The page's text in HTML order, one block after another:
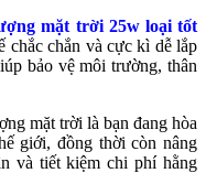
mặt trời 25w loại tốt
chắc chắn và cực kì dễ lắp
bảo vệ môi trường, thân
mặt trời là bạn đang hòa
giới, đồng thời còn nâng
và tiết kiệm chi phí hằng